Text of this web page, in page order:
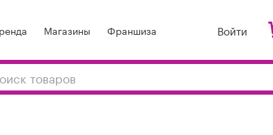
Магазины Франшиза Войти